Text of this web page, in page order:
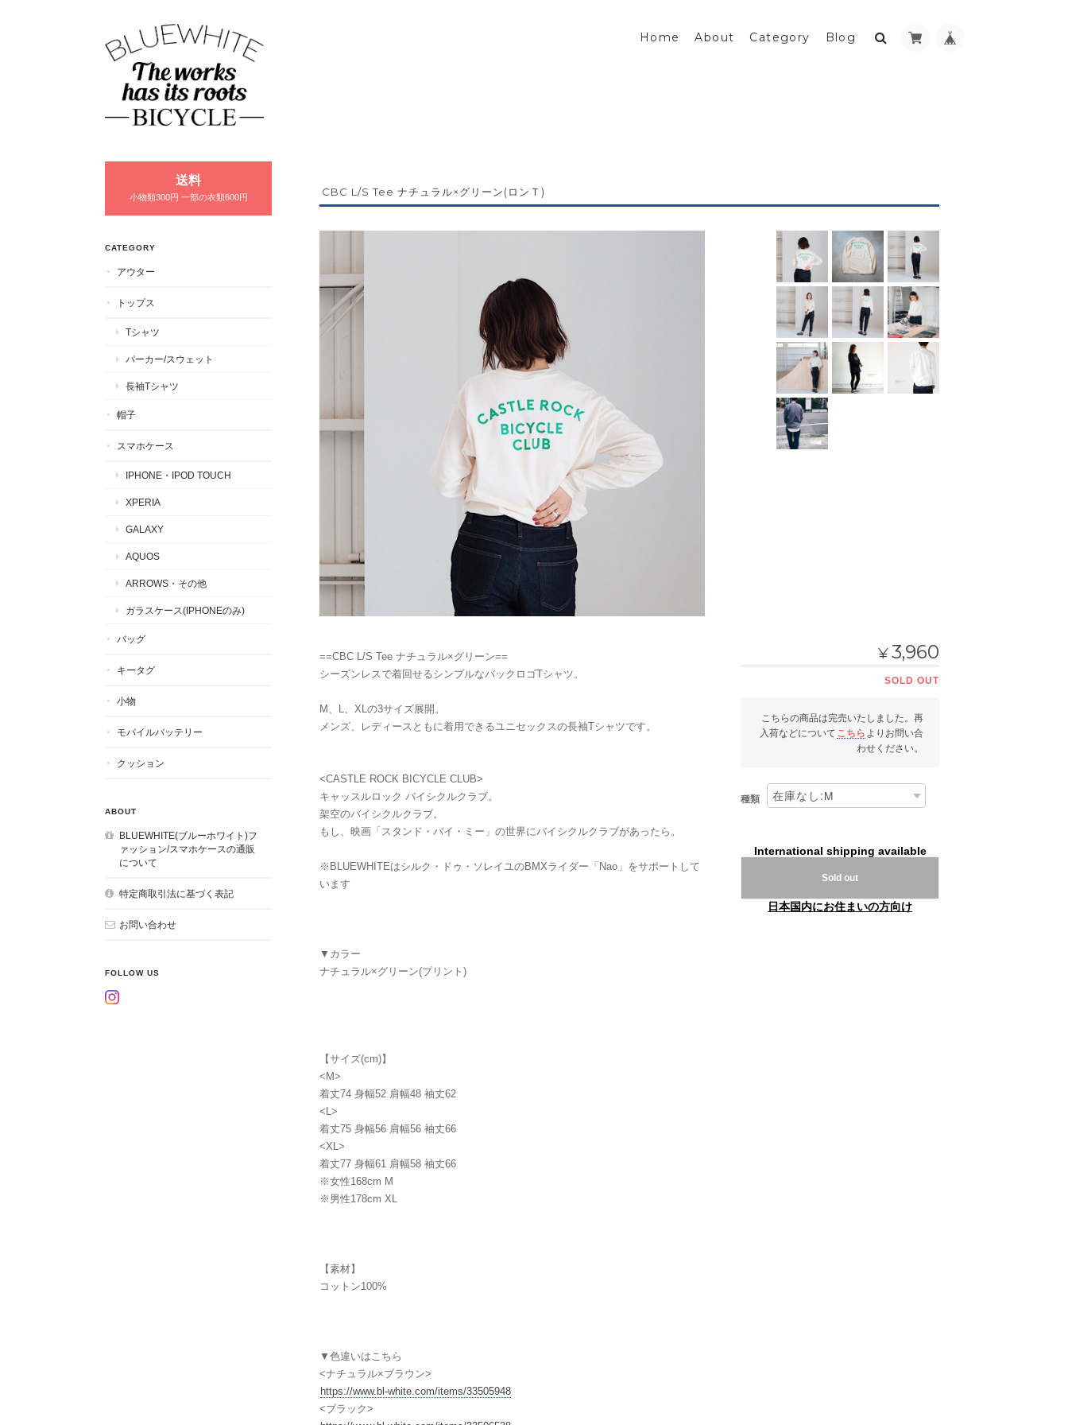
Home About Category Blog
CBC L/S Tee ナチュラル×グリーン(ロンＴ)
==CBC L/S Tee ナチュラル×グリーン==
シーズンレスで着回せるシンプルなバックロゴTシャツ。
M、L、XLの3サイズ展開。
メンズ、レディースともに着用できるユニセックスの長袖Tシャツです。
<CASTLE ROCK BICYCLE CLUB>
キャッスルロック バイシクルクラブ。
架空のバイシクルクラブ。
もし、映画「スタンド・バイ・ミー」の世界にバイシクルクラブがあったら。
※BLUEWHITEはシルク・ドゥ・ソレイユのBMXライダー「Nao」をサポートして
います
▼カラー
ナチュラル×グリーン(プリント)
【サイズ(cm)】
<M>
着丈74 身幅52 肩幅48 袖丈62
<L>
着丈75 身幅56 肩幅56 袖丈66
<XL>
着丈77 身幅61 肩幅58 袖丈66
※女性168cm M
※男性178cm XL
【素材】
コットン100%
▼色違いはこちら
<ナチュラル×ブラウン>
https://www.bl-white.com/items/33505948
<ブラック>
¥3,960
SOLD OUT
こちらの商品は完売いたしました。再
入荷などについて こちら よりお問い合
わせください。
種類
International shipping available
Sold out
日本国内にお住まいの方向け
送料
小物類300円 一部の衣類600円
CATEGORY
アウター
トップス
Tシャツ
パーカー/スウェット
長袖Tシャツ
帽子
スマホケース
IPHONE・IPOD TOUCH
XPERIA
GALAXY
AQUOS
ARROWS・その他
ガラスケース(IPHONEのみ)
バッグ
キータグ
小物
モバイルバッテリー
クッション
ABOUT
BLUEWHITE(ブルーホワイト)フ
ァッション/スマホケースの通販
について
特定商取引法に基づく表記
お問い合わせ
FOLLOW US